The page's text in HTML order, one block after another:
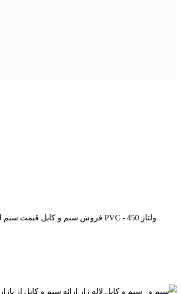
فروش سیم و کابل قیمت سیم افشان ارت 50×1 البرز الکتریک نور فروش اینترنتی البرز الکتریک لینکو سیم افشان ارت 50×1 البرز الکتریک لینکو - هادی از جنس مس آنیل شده - روکش PVC - ولتاژ 450
سیم و کابل لاله زار ارائه سیم و کابل از